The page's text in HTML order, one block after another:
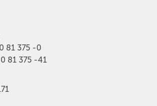
81 375 -0
81 375 -41